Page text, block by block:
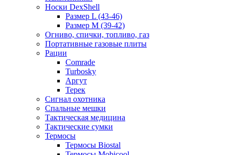
Носки DexShell
Размер L (43-46)
Размер M (39-42)
Огниво, спички, топливо, газ
Портативные газовые плиты
Рации
Comrade
Turbosky
Аргут
Терек
Сигнал охотника
Спальные мешки
Тактическая медицина
Тактические сумки
Термосы
Термосы Biostal